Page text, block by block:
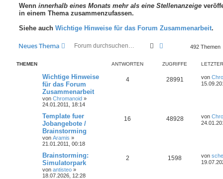
Wenn innerhalb eines Monats mehr als eine Stellenanzeige
in einem Thema zusammenzufassen.
Siehe auch Wichtige Hinweise für das Forum Zusammenarbeit.
Neues Thema SucheErweiterte Suche
492 Themen
THEMEN ANTWORTEN ZUGRIFFE
Wichtige Hinweise
für das Forum
Zusammenarbeit
von Chromanoid »
24.01.2011, 18:14
4 28991 von
Template fuer
Jobangebote /
Brainstorming
von Aramis »
21.01.2011, 00:18
16 48928 von
Brainstorming:
Simulatorpark
von antisteo »
18.07.2026, 12:28
2 1598 von